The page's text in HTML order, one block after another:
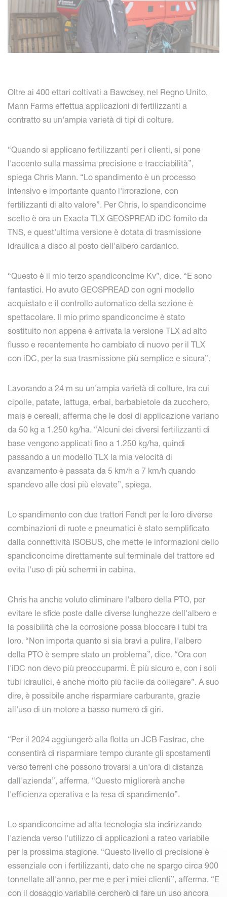
Oltre ai 400 ettari coltivati a Bawdsey, nel Regno Unito,
Mann Farms effettua applicazioni di fertilizzanti a
contratto su un'ampia varietà di tipi di colture.
“Quando si applicano fertilizzanti per i clienti, si pone
l'accento sulla massima precisione e tracciabilità”,
spiega Chris Mann. “Lo spandimento è un processo
intensivo e importante quanto l'irrorazione, con
fertilizzanti di alto valore”. Per Chris, lo spandiconcime
scelto è ora un Exacta TLX GEOSPREAD iDC fornito da
TNS, e quest'ultima versione è dotata di trasmissione
idraulica a disco al posto dell'albero cardanico.
“Questo è il mio terzo spandiconcime Kv”, dice. “E sono
fantastici. Ho avuto GEOSPREAD con ogni modello
acquistato e il controllo automatico della sezione è
spettacolare. Il mio primo spandiconcime è stato
sostituito non appena è arrivata la versione TLX ad alto
flusso e recentemente ho cambiato di nuovo per il TLX
con iDC, per la sua trasmissione più semplice e sicura”.
Lavorando a 24 m su un'ampia varietà di colture, tra cui
cipolle, patate, lattuga, erbai, barbabietole da zucchero,
mais e cereali, afferma che le dosi di applicazione variano
da 50 kg a 1.250 kg/ha. “Alcuni dei diversi fertilizzanti di
base vengono applicati fino a 1.250 kg/ha, quindi
passando a un modello TLX la mia velocità di
avanzamento è passata da 5 km/h a 7 km/h quando
spandevo alle dosi più elevate”, spiega.
Lo spandimento con due trattori Fendt per le loro diverse
combinazioni di ruote e pneumatici è stato semplificato
dalla connettività ISOBUS, che mette le informazioni dello
spandiconcime direttamente sul terminale del trattore ed
evita l'uso di più schermi in cabina.
Chris ha anche voluto eliminare l'albero della PTO, per
evitare le sfide poste dalle diverse lunghezze dell'albero e
la possibilità che la corrosione possa bloccare i tubi tra
loro. “Non importa quanto si sia bravi a pulire, l'albero
della PTO è sempre stato un problema”, dice. “Ora con
l'iDC non devo più preoccuparmi. È più sicuro e, con i soli
tubi idraulici, è anche molto più facile da collegare”. A suo
dire, è possibile anche risparmiare carburante, grazie
all'uso di un motore a basso numero di giri.
“Per il 2024 aggiungerò alla flotta un JCB Fastrac, che
consentirà di risparmiare tempo durante gli spostamenti
verso terreni che possono trovarsi a un'ora di distanza
dall'azienda”, afferma. “Questo migliorerà anche
l'efficienza operativa e la resa di spandimento”.
Lo spandiconcime ad alta tecnologia sta indirizzando
l'azienda verso l'utilizzo di applicazioni a rateo variabile
per la prossima stagione. “Questo livello di precisione è
essenziale con i fertilizzanti, dato che ne spargo circa 900
tonnellate all'anno, per me e per i miei clienti”, afferma. “E
con il dosaggio variabile cercherò di fare un uso ancora